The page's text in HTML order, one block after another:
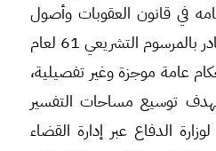
في قانون العقوبات وأصول
المحاكمات العسكرية الصادر بالمرسوم التشريعي 61 لعام
أحكام عامة موجزة وغير تفصيلية،
توسيع مساحات التفسير
الدفاع عبر إدارة القضاء